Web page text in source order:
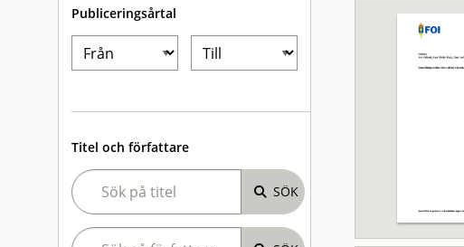
Publiceringsårtal
Titel och författare